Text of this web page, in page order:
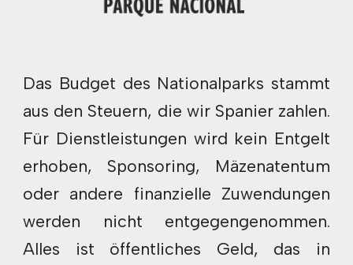
Das Budget des Nationalparks stammt
aus den Steuern, die wir Spanier zahlen.
Für Dienstleistungen wird kein Entgelt
erhoben, Sponsoring, Mäzenatentum
oder andere finanzielle Zuwendungen
werden nicht entgegengenommen.
Alles ist öffentliches Geld, das in